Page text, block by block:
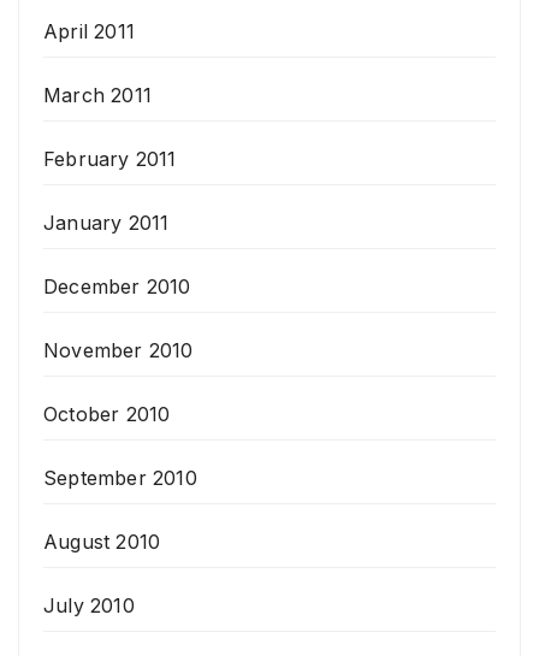
April 2011
March 2011
February 2011
January 2011
December 2010
November 2010
October 2010
September 2010
August 2010
July 2010